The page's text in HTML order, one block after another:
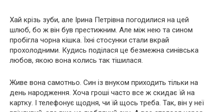
Хай крізь зуби, але Ірина Петрівна погодилися на цей
шлюб, бо ж він був престижним. Але між нею та сином
пробігла чорна кішка. Їхні стосунки стали вкрай
прохолодними. Кудись поділася це безмежна синівська
любов, якою вона колись так тішилася.
Живе вона самотньо. Син із внуком приходить тільки на
день народження. Хоча гроші часто все ж скидає їй на
картку. І телефонує щодня, чи їй щось треба. Так, він у неї